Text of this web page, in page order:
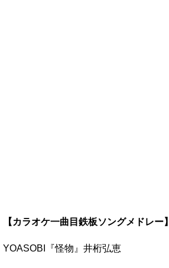
【カラオケ一曲目鉄板ソングメドレー】
YOASOBI『怪物』井桁弘恵